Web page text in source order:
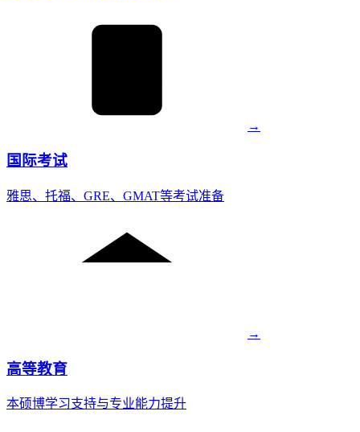
→
国际考试
雅思、托福、GRE、GMAT等考试准备
→
高等教育
本硕博学习支持与专业能力提升